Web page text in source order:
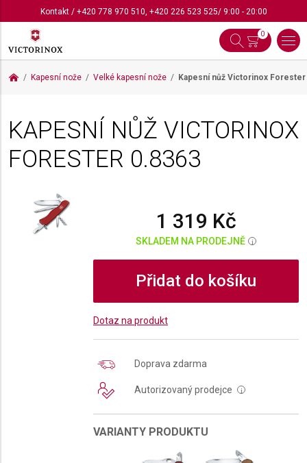
Kontakt/ +420 778 970 510, +420 226 523 525/ 9:00 - 20:00
0
Kapesní nože Velké kapesní nože Kapesní nůž Victorinox Forester
KAPESNÍ NŮŽ VICTORINOX
FORESTER 0.8363
1 319 Kč
SKLADEM NA PRODEJNĚ i
Přidat do košíku
Dotaz na produkt
Doprava zdarma
Autorizovaný prodejce i
VARIANTY PRODUKTU